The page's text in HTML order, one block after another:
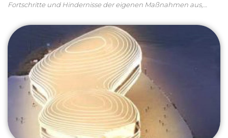
Fortschritte und Hindernisse der eigenen Maßnahmen aus,…